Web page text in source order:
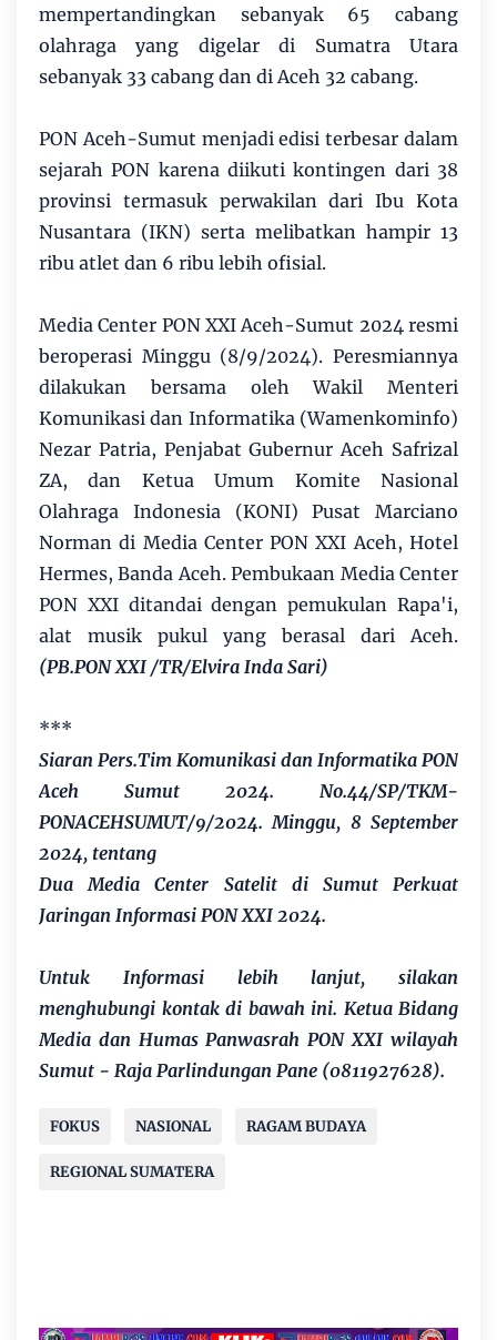
mempertandingkan sebanyak 65 cabang
olahraga yang digelar di Sumatra Utara
sebanyak 33 cabang dan di Aceh 32 cabang.
PON Aceh-Sumut menjadi edisi terbesar dalam
sejarah PON karena diikuti kontingen dari 38
provinsi termasuk perwakilan dari Ibu Kota
Nusantara (IKN) serta melibatkan hampir 13
ribu atlet dan 6 ribu lebih ofisial.
Media Center PON XXI Aceh-Sumut 2024 resmi
beroperasi Minggu (8/9/2024). Peresmiannya
dilakukan bersama oleh Wakil Menteri
Komunikasi dan Informatika (Wamenkominfo)
Nezar Patria, Penjabat Gubernur Aceh Safrizal
ZA, dan Ketua Umum Komite Nasional
Olahraga Indonesia (KONI) Pusat Marciano
Norman di Media Center PON XXI Aceh, Hotel
Hermes, Banda Aceh. Pembukaan Media Center
PON XXI ditandai dengan pemukulan Rapa'i,
alat musik pukul yang berasal dari Aceh.
(PB.PON XXI /TR/Elvira Inda Sari)
***
Siaran Pers.Tim Komunikasi dan Informatika PON
Aceh Sumut 2024. No.44/SP/TKM-
PONACEHSUMUT/9/2024. Minggu, 8 September
2024, tentang
Dua Media Center Satelit di Sumut Perkuat
Jaringan Informasi PON XXI 2024.
Untuk Informasi lebih lanjut, silakan
menghubungi kontak di bawah ini. Ketua Bidang
Media dan Humas Panwasrah PON XXI wilayah
Sumut - Raja Parlindungan Pane (0811927628).
FOKUS NASIONAL RAGAM BUDAYA
REGIONAL SUMATERA